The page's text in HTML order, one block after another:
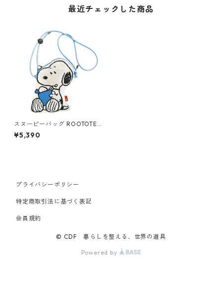
最近チェックした商品
スヌーピーバッグ ROOTOTE
babyroo pillow knit PEANUT
S 8392 ルートート スヌーピー
¥5,390
プライバシーポリシー
特定商取引法に基づく表記
会員規約
© CDF 暮らしを整える、世界の道具
Powered by